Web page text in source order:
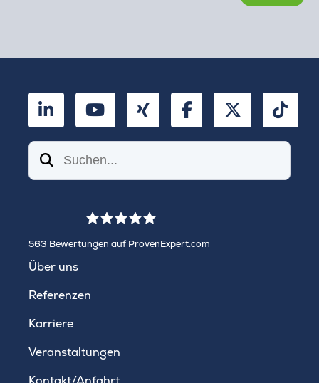
LinkedInYouTubeXing FacebookTwitter
Suchen
563 Bewertungen auf ProvenExpert.com
Über uns
Referenzen
Karriere
Veranstaltungen